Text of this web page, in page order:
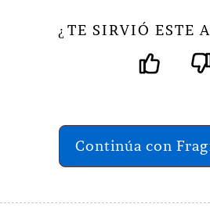
¿ TE SIRVIÓ ESTE
Continúa con